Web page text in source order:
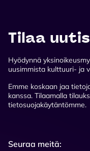
Tilaa
Hyödynnä
uusimmista kulttuuri- ja
Emme koskaan jaa
kanssa. Tilaamalla
tietosuojakäytäntömme.
Seuraa meitä: